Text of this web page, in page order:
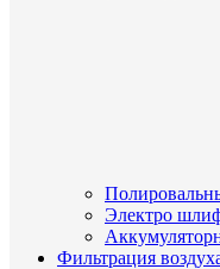
Электро
Фильтрация